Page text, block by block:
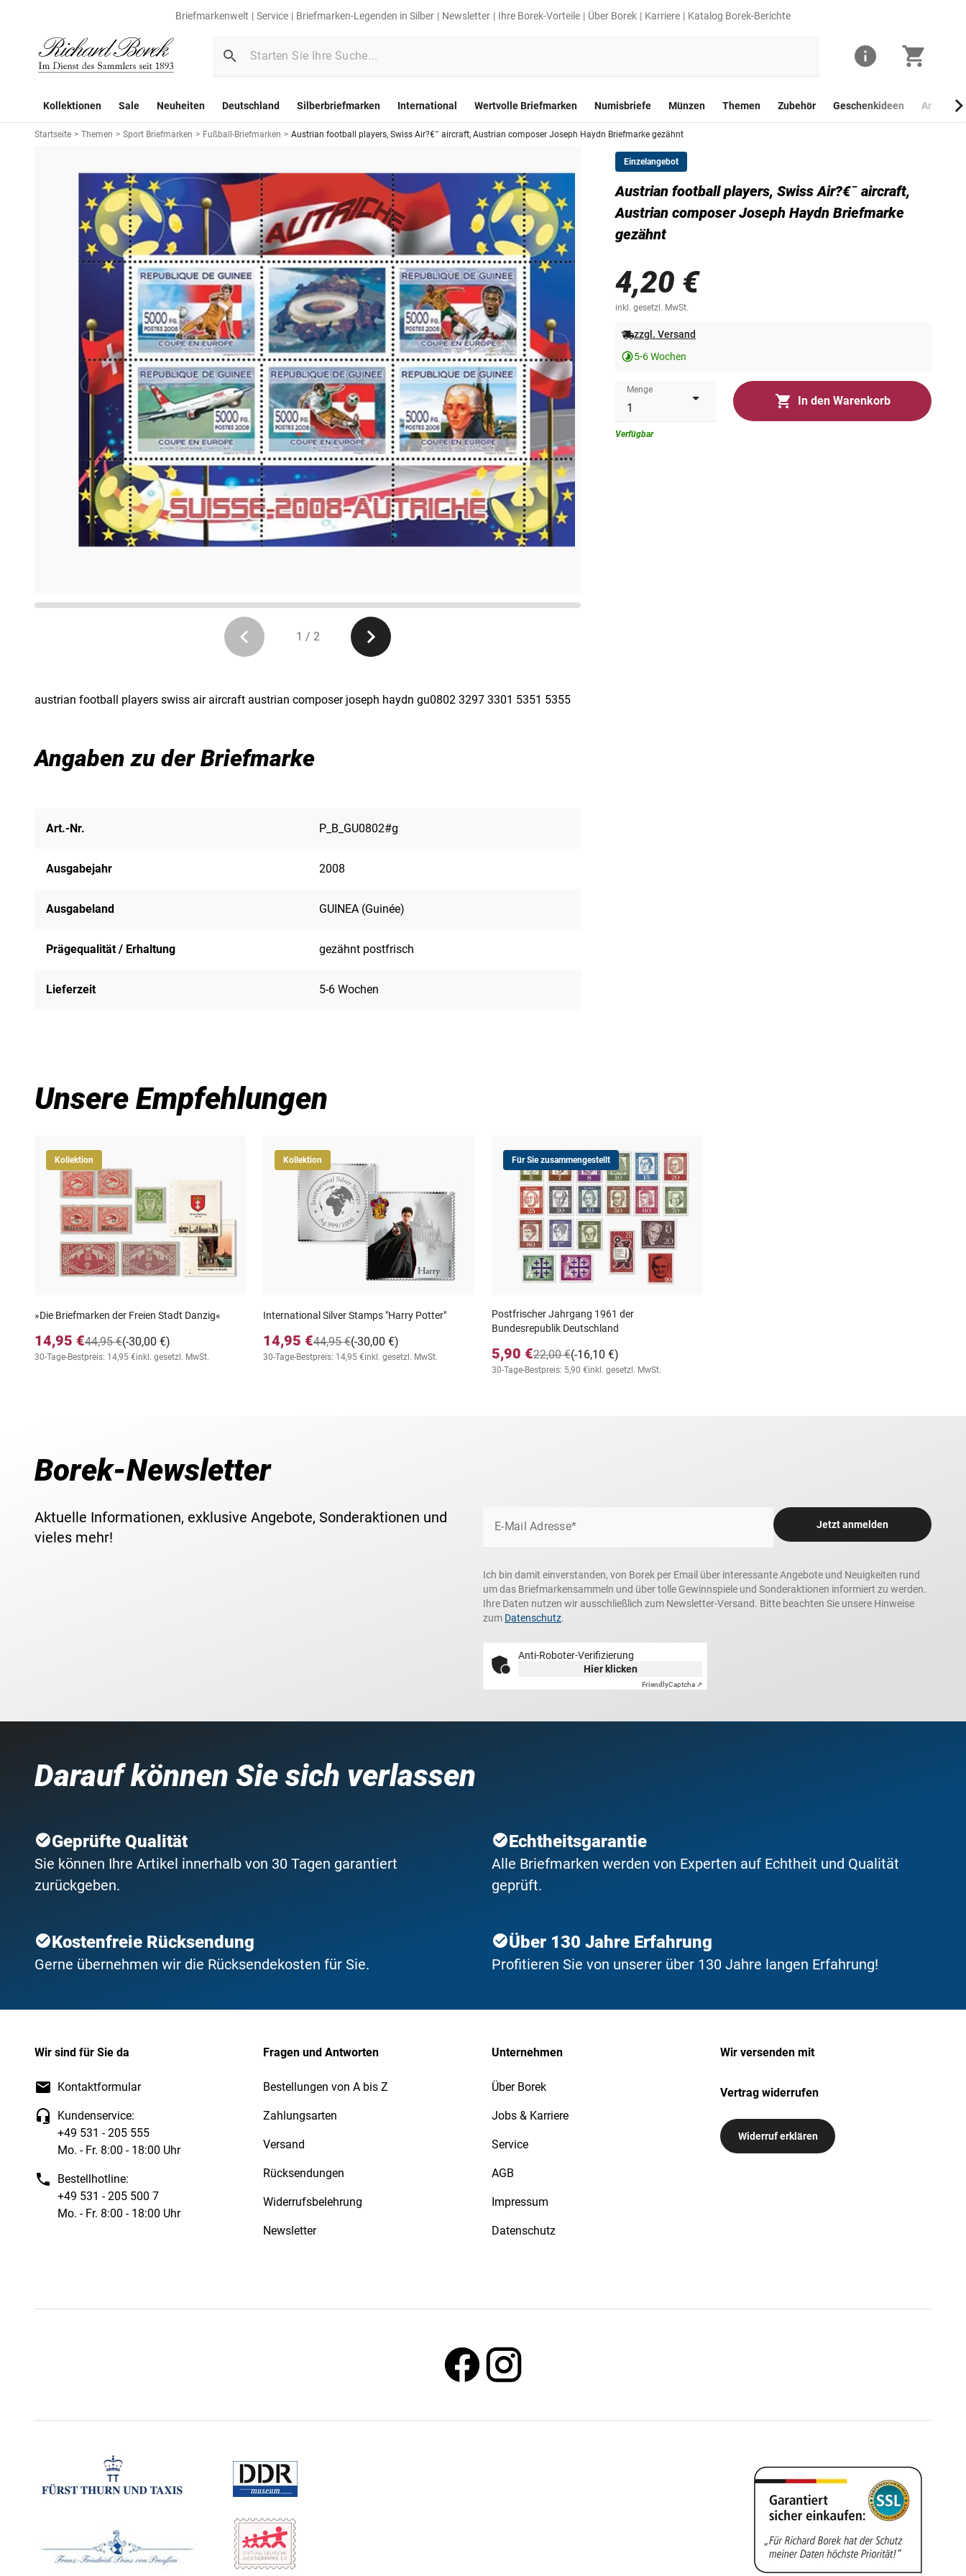
Briefmarkenwelt Service Briefmarken-Legenden in Silber Newsletter Ihre Borek-Vorteile Über Borek Karriere Katalog Borek-Berichte
Kollektionen Sale Neuheiten Deutschland Silberbriefmarken International Wertvolle Briefmarken Numisbriefe Münzen Themen Zubehör Geschenkideen
Startseite > Themen > Sport Briefmarken > Fußball-Briefmarken > Austrian football players, Swiss Air?€¯ aircraft, Austrian composer Joseph Haydn Briefmarke gezähnt
1 / 2
Einzelangebot
Austrian football players, Swiss Air?€¯ aircraft,
Austrian composer Joseph Haydn Briefmarke
gezähnt
4,20 €
inkl. gesetzl. MwSt.
zzgl. Versand
5-6 Wochen
Menge
In den Warenkorb
Verfügbar
austrian football players swiss air aircraft austrian composer joseph haydn gu0802 3297 3301 5351 5355
Angaben zu der Briefmarke
Art.-Nr. P_B_GU0802#g
Ausgabejahr 2008
Ausgabeland GUINEA (Guinée)
Prägequalität / Erhaltung gezähnt postfrisch
Lieferzeit 5-6 Wochen
Unsere Empfehlungen
Kollektion
»Die Briefmarken der Freien Stadt Danzig«
14,95 € (-30,00 €)
44,95 €
30-Tage-Bestpreis: 14,95 €inkl. gesetzl. MwSt.
Kollektion
International Silver Stamps "Harry Potter"
14,95 € (-30,00 €)
44,95 €
30-Tage-Bestpreis: 14,95 €inkl. gesetzl. MwSt.
Für Sie zusammengestellt
Postfrischer Jahrgang 1961 der
Bundesrepublik Deutschland
5,90 € (-16,10 €)
22,00 €
30-Tage-Bestpreis: 5,90 €inkl. gesetzl. MwSt.
Borek-Newsletter
Aktuelle Informationen, exklusive Angebote, Sonderaktionen und
vieles mehr!
E-Mail Adresse* Jetzt anmelden
Ich bin damit einverstanden, von Borek per Email über interessante Angebote und Neuigkeiten rund
um das Briefmarkensammeln und über tolle Gewinnspiele und Sonderaktionen informiert zu werden.
Ihre Daten nutzen wir ausschließlich zum Newsletter-Versand. Bitte beachten Sie unsere Hinweise
zum Datenschutz.
Anti-Roboter-Verifizierung
Hier klicken
FriendlyCaptcha ⇗
Darauf können Sie sich verlassen
Geprüfte Qualität
Sie können Ihre Artikel innerhalb von 30 Tagen garantiert
zurückgeben.
Echtheitsgarantie
Alle Briefmarken werden von Experten auf Echtheit und Qualität
geprüft.
Kostenfreie Rücksendung
Gerne übernehmen wir die Rücksendekosten für Sie.
Über 130 Jahre Erfahrung
Profitieren Sie von unserer über 130 Jahre langen Erfahrung!
Wir sind für Sie da
Kontaktformular
Kundenservice:
+49 531 - 205 555
Mo. - Fr. 8:00 - 18:00 Uhr
Bestellhotline:
+49 531 - 205 500 7
Mo. - Fr. 8:00 - 18:00 Uhr
Fragen und Antworten
Bestellungen von A bis Z
Zahlungsarten
Versand
Rücksendungen
Widerrufsbelehrung
Newsletter
Unternehmen
Über Borek
Jobs & Karriere
Service
AGB
Impressum
Datenschutz
Wir versenden mit
Vertrag widerrufen
Widerruf erklären